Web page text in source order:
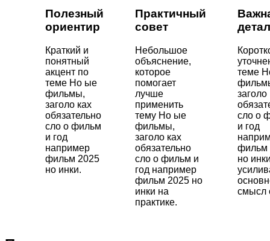
Полезный
ориентир
Краткий и
понятный
акцент по
теме Но ые
фильмы,
заголо ках
обязательно
сло о фильм
и год
например
фильм 2025
но инки.
Практичный
совет
Небольшое
объяснение,
которое
помогает
лучше
применить
тему Но ые
фильмы,
заголо ках
обязательно
сло о фильм и
год например
фильм 2025 но
инки на
практике.
теме
заголо
сло о
и год
фильм
но
смысл